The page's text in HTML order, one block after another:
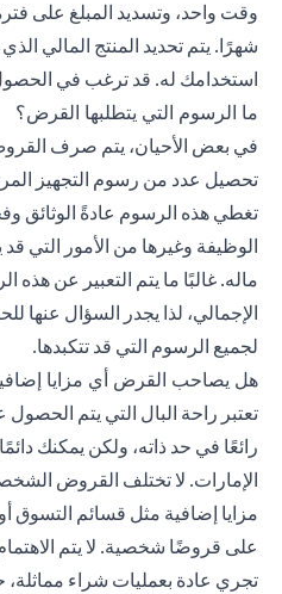
شهرًا. يتم تحديد المنتج المالي
استخدامك له. قد ترغب في
ما الرسوم التي يتطلبها القرض؟
في بعض الأحيان، يتم صرف
تحصيل عدد من رسوم التجهيز
تغطي هذه الرسوم عادةً الوثائق
الوظيفة وغيرها من الأمور التي
ماله. غالبًا ما يتم التعبير عن هذه
الإجمالي، لذا يجدر السؤال
لجميع الرسوم التي قد تتكبدها.
هل يصاحب القرض أي مزايا
تعتبر راحة البال التي يتم الحصول
رائعًا في حد ذاته، ولكن يمكنك
الإمارات. لا تختلف القروض
مزايا إضافية مثل قسائم التسوق أو
على قروضًا شخصية. لا يتم
تجري عادة بعمليات شراء مماثلة،